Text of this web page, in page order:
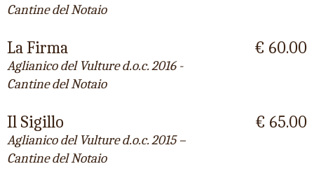
Cantine del Notaio
La Firma
Aglianico del Vulture d.o.c. 2016 -
Cantine del Notaio
€ 60.00
Il Sigillo
Aglianico del Vulture d.o.c. 2015 –
Cantine del Notaio
€ 65.00